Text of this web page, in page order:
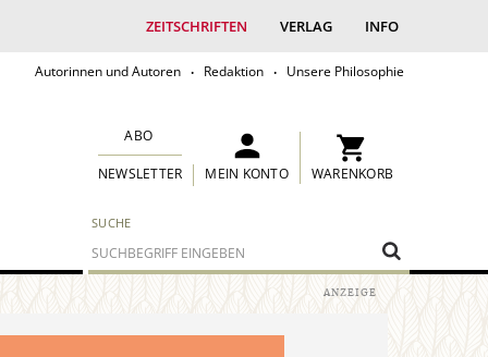
ZEITSCHRIFTEN VERLAG INFO
Autorinnen und Autoren Redaktion Unsere Philosophie
SUCHE
ABO
NEWSLETTER MEIN KONTO WARENKORB